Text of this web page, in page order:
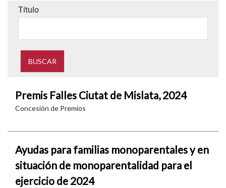
Título
Premis Falles Ciutat de Mislata, 2024
Concesión de Premios
Ayudas para familias monoparentales y en
situación de monoparentalidad para el
ejercicio de 2024